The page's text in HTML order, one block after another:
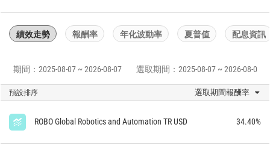
績效走勢 報酬率 年化波動率 夏普值 配息資訊
期間：2025-08-07 ~ 2026-08-07 選取期間：2025-08-07 ~ 2026-08-07
預設排序 選取期間報酬率
ROBO Global Robotics and Automation TR USD 34.40%